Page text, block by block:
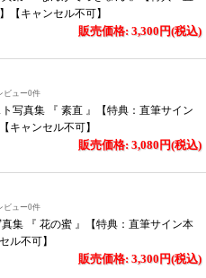
【キャンセル不可】
販売価格: 3,300円(税込)
ビュー0件
写真集 『 素直 』【特典：直筆サイン
キャンセル不可】
販売価格: 3,080円(税込)
ビュー0件
集 『 花の蜜 』【特典：直筆サイン本
ル不可】
販売価格: 3,300円(税込)